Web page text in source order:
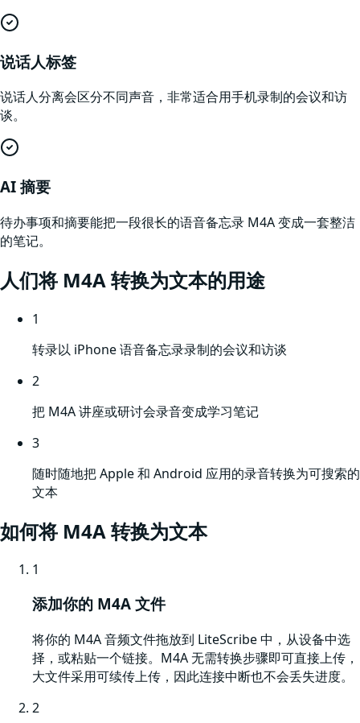
说话人标签
说话人分离会区分不同声音，非常适合用手机录制的会议和访
谈。
AI 摘要
待办事项和摘要能把一段很长的语音备忘录 M4A 变成一套整洁
的笔记。
人们将 M4A转换为文本的用途
1
转录以 iPhone 语音备忘录录制的会议和访谈
2
把 M4A 讲座或研讨会录音变成学习笔记
3
随时随地把 Apple 和 Android 应用的录音转换为可搜索的
文本
如何将 M4A 转换为文本
1
添加你的 M4A 文件
将你的 M4A 音频文件拖放到 LiteScribe 中，从设备中选
择，或粘贴一个链接。M4A 无需转换步骤即可直接上传，
大文件采用可续传上传，因此连接中断也不会丢失进度。
2